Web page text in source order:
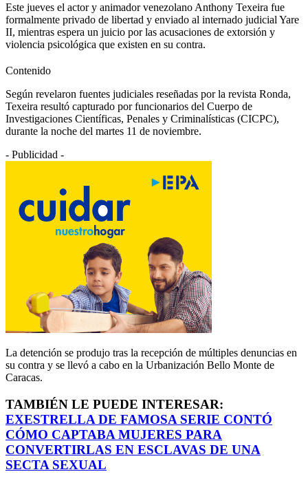
Este jueves el actor y animador venezolano Anthony Texeira fue
formalmente privado de libertad y enviado al internado judicial Yare
II, mientras espera un juicio por las acusaciones de extorsión y
violencia psicológica que existen en su contra.
Contenido
Según revelaron fuentes judiciales reseñadas por la revista Ronda,
Texeira resultó capturado por funcionarios del Cuerpo de
Investigaciones Científicas, Penales y Criminalísticas (CICPC),
durante la noche del martes 11 de noviembre.
- Publicidad -
La detención se produjo tras la recepción de múltiples denuncias en
su contra y se llevó a cabo en la Urbanización Bello Monte de
Caracas.
TAMBIÉN LE PUEDE INTERESAR:
EXESTRELLA DE FAMOSA SERIE CONTÓ
CÓMO CAPTABA MUJERES PARA
CONVERTIRLAS EN ESCLAVAS DE UNA
SECTA SEXUAL